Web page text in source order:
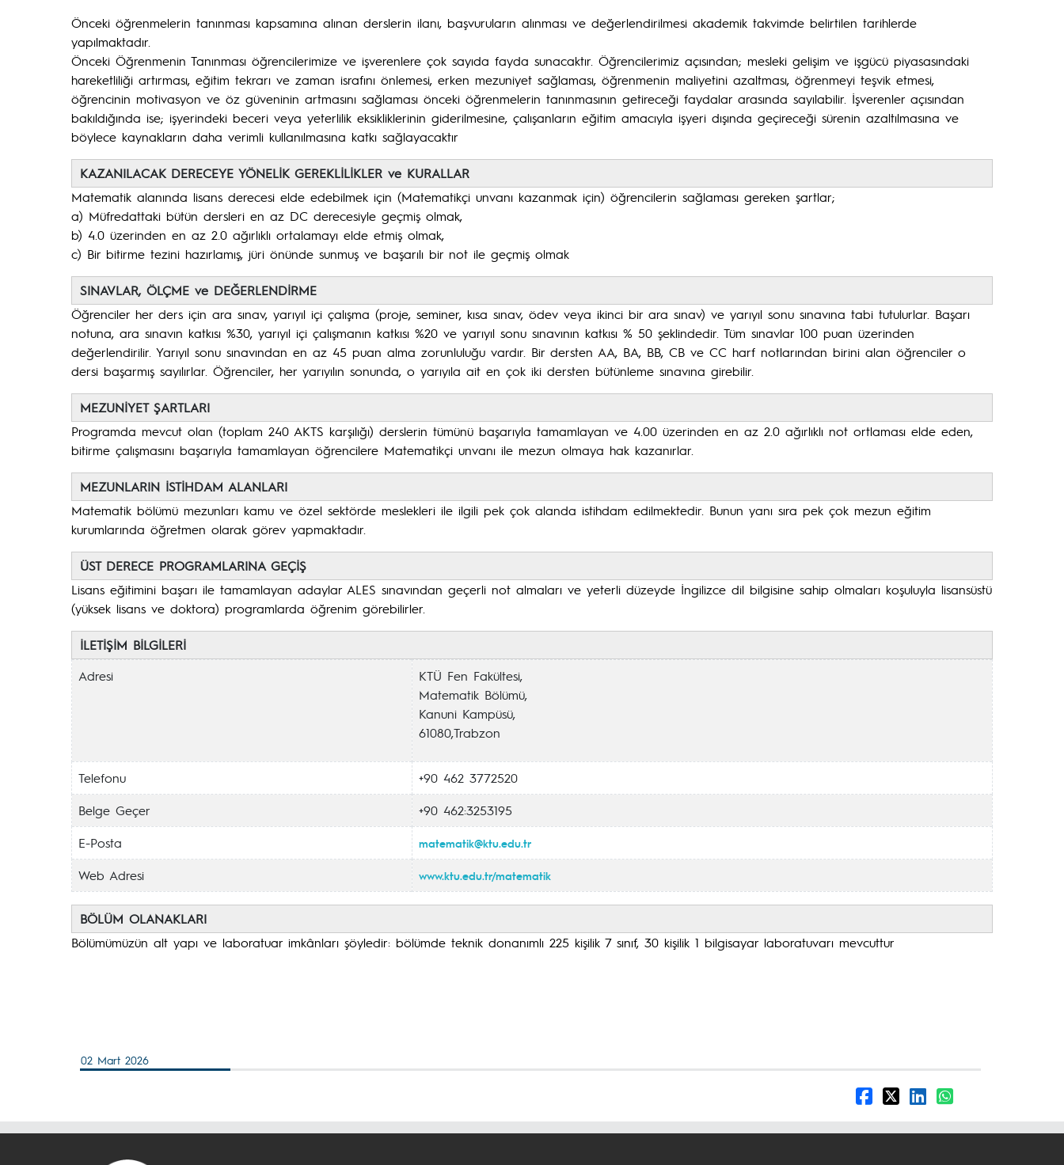
Önceki öğrenmelerin tanınması kapsamına alınan derslerin ilanı, başvuruların alınması ve değerlendirilmesi akademik takvimde belirtilen tarihlerde
yapılmaktadır.
Önceki Öğrenmenin Tanınması öğrencilerimize ve işverenlere çok sayıda fayda sunacaktır. Öğrencilerimiz açısından; mesleki gelişim ve işgücü piyasasındaki
hareketliliği artırması, eğitim tekrarı ve zaman israfını önlemesi, erken mezuniyet sağlaması, öğrenmenin maliyetini azaltması, öğrenmeyi teşvik etmesi,
öğrencinin motivasyon ve öz güveninin artmasını sağlaması önceki öğrenmelerin tanınmasının getireceği faydalar arasında sayılabilir. İşverenler açısından
bakıldığında ise; işyerindeki beceri veya yeterlilik eksikliklerinin giderilmesine, çalışanların eğitim amacıyla işyeri dışında geçireceği sürenin azaltılmasına ve
böylece kaynakların daha verimli kullanılmasına katkı sağlayacaktır
KAZANILACAK DERECEYE YÖNELİK GEREKLİLİKLER ve KURALLAR
Matematik alanında lisans derecesi elde edebilmek için (Matematikçi unvanı kazanmak için) öğrencilerin sağlaması gereken şartlar;
a) Müfredattaki bütün dersleri en az DC derecesiyle geçmiş olmak,
b) 4.0 üzerinden en az 2.0 ağırlıklı ortalamayı elde etmiş olmak,
c) Bir bitirme tezini hazırlamış, jüri önünde sunmuş ve başarılı bir not ile geçmiş olmak
SINAVLAR, ÖLÇME ve DEĞERLENDİRME
Öğrenciler her ders için ara sınav, yarıyıl içi çalışma (proje, seminer, kısa sınav, ödev veya ikinci bir ara sınav) ve yarıyıl sonu sınavına tabi tutulurlar. Başarı
notuna, ara sınavın katkısı %30, yarıyıl içi çalışmanın katkısı %20 ve yarıyıl sonu sınavının katkısı % 50 şeklindedir. Tüm sınavlar 100 puan üzerinden
değerlendirilir. Yarıyıl sonu sınavından en az 45 puan alma zorunluluğu vardır. Bir dersten AA, BA, BB, CB ve CC harf notlarından birini alan öğrenciler o
dersi başarmış sayılırlar. Öğrenciler, her yarıyılın sonunda, o yarıyıla ait en çok iki dersten bütünleme sınavına girebilir.
MEZUNİYET ŞARTLARI
Programda mevcut olan (toplam 240 AKTS karşılığı) derslerin tümünü başarıyla tamamlayan ve 4.00 üzerinden en az 2.0 ağırlıklı not ortlaması elde eden,
bitirme çalışmasını başarıyla tamamlayan öğrencilere Matematikçi unvanı ile mezun olmaya hak kazanırlar.
MEZUNLARIN İSTİHDAM ALANLARI
Matematik bölümü mezunları kamu ve özel sektörde meslekleri ile ilgili pek çok alanda istihdam edilmektedir. Bunun yanı sıra pek çok mezun eğitim
kurumlarında öğretmen olarak görev yapmaktadır.
ÜST DERECE PROGRAMLARINA GEÇİŞ
Lisans eğitimini başarı ile tamamlayan adaylar ALES sınavından geçerli not almaları ve yeterli düzeyde İngilizce dil bilgisine sahip olmaları koşuluyla lisansüstü
(yüksek lisans ve doktora) programlarda öğrenim görebilirler.
İLETİŞİM BİLGİLERİ
Adresi
KTÜ Fen Fakültesi,
Matematik Bölümü,
Kanuni Kampüsü,
61080,Trabzon
Telefonu
+90 462 3772520
Belge Geçer
+90 462:3253195
E-Posta
matematik@ktu.edu.tr
Web Adresi www.ktu.edu.tr/matematik
BÖLÜM OLANAKLARI
Bölümümüzün alt yapı ve laboratuar imkânları şöyledir: bölümde teknik donanımlı 225 kişilik 7 sınıf, 30 kişilik 1 bilgisayar laboratuvarı mevcuttur
02 Mart 2026